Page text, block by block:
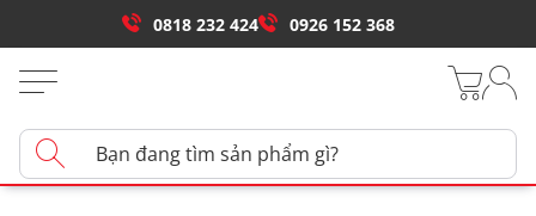
0818 232 424 0926 152 368